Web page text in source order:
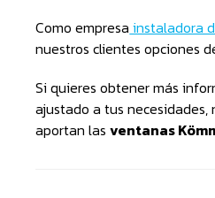
Como empresa instaladora
nuestros clientes opciones
Si quieres obtener más
ajustado a tus
aportan lasventanas